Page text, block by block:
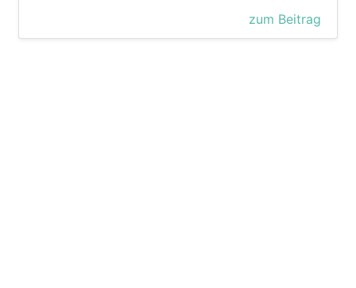
zum Beitrag